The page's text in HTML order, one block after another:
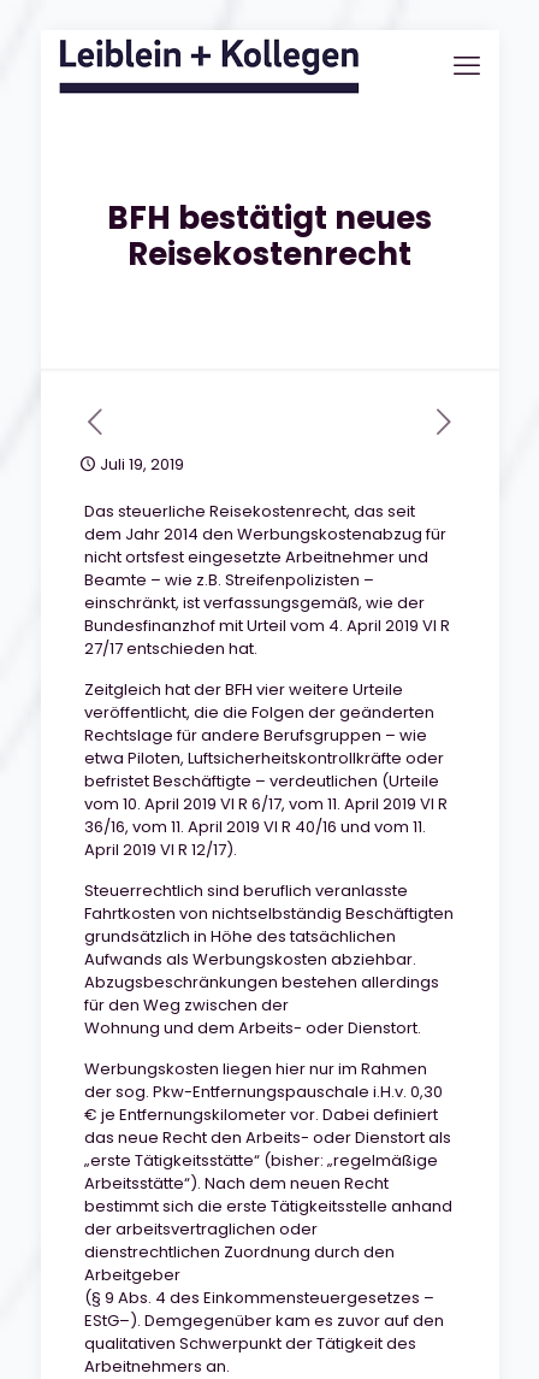
BFH bestätigt neues
Reisekostenrecht
Juli 19, 2019
Das steuerliche Reisekostenrecht, das seit
dem Jahr 2014 den Werbungskostenabzug für
nicht ortsfest eingesetzte Arbeitnehmer und
Beamte – wie z.B. Streifenpolizisten –
einschränkt, ist verfassungsgemäß, wie der
Bundesfinanzhof mit Urteil vom 4. April 2019 VI R
27/17 entschieden hat.
Zeitgleich hat der BFH vier weitere Urteile
veröffentlicht, die die Folgen der geänderten
Rechtslage für andere Berufsgruppen – wie
etwa Piloten, Luftsicherheitskontrollkräfte oder
befristet Beschäftigte – verdeutlichen (Urteile
vom 10. April 2019 VI R 6/17, vom 11. April 2019 VI R
36/16, vom 11. April 2019 VI R 40/16 und vom 11.
April 2019 VI R 12/17).
Steuerrechtlich sind beruflich veranlasste
Fahrtkosten von nichtselbständig Beschäftigten
grundsätzlich in Höhe des tatsächlichen
Aufwands als Werbungskosten abziehbar.
Abzugsbeschränkungen bestehen allerdings
für den Weg zwischen der
Wohnung und dem Arbeits- oder Dienstort.
Werbungskosten liegen hier nur im Rahmen
der sog. Pkw-Entfernungspauschale i.H.v. 0,30
€ je Entfernungskilometer vor. Dabei definiert
das neue Recht den Arbeits- oder Dienstort als
„erste Tätigkeitsstätte“ (bisher: „regelmäßige
Arbeitsstätte“). Nach dem neuen Recht
bestimmt sich die erste Tätigkeitsstelle anhand
der arbeitsvertraglichen oder
dienstrechtlichen Zuordnung durch den
Arbeitgeber
(§ 9 Abs. 4 des Einkommensteuergesetzes –
EStG–). Demgegenüber kam es zuvor auf den
qualitativen Schwerpunkt der Tätigkeit des
Arbeitnehmers an.